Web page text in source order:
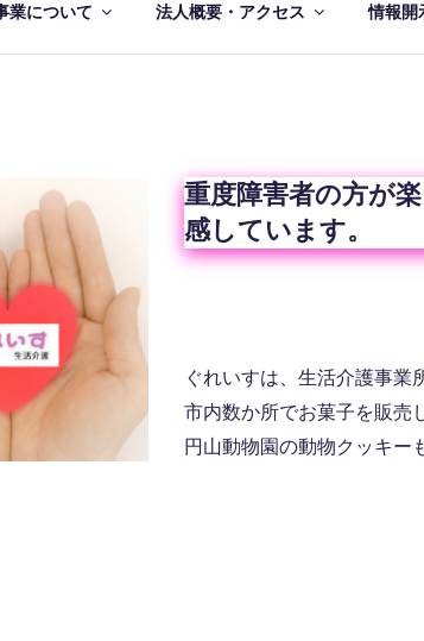
業について 法人概要・アクセス 情報開
重度障害者の方が
感しています。
ぐれいすは、生活介護事業
市内数か所でお菓子を販売
円山動物園の動物クッキー